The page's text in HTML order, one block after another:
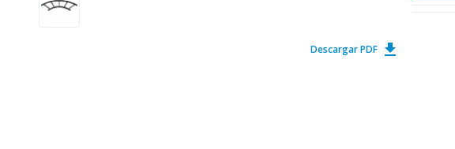
Descargar PDF get_app